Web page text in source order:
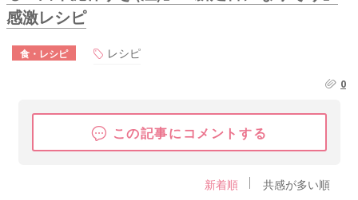
感激レシピ
食・レシピ レシピ
0
この記事にコメントする
新着順 共感が多い順